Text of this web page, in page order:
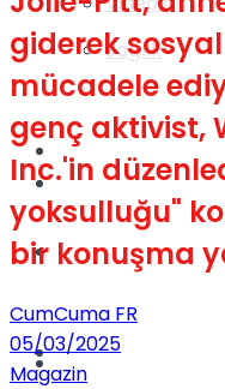
Gündem
Yaşam
Sağlık
TV
Kadınca
Dünya
giderek
mücadele
genç aktivist,
Inc.'in
yoksulluğu"
bir konuşma
CumCuma FR
05/03/2025
Magazin